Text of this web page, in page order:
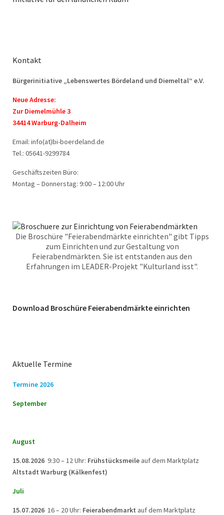
Kontakt
Bürgerinitiative „Lebenswertes Bördeland und Diemeltal“ e.V.
Neue Adresse:
Zur Diemelmühle 3
34414 Warburg-Dalheim
Email: info(at)bi-boerdeland.de
Tel.: 05641-9299784
Geschäftszeiten Büro:
Montag – Donnerstag: 9:00 – 12:00 Uhr
Die Broschüre "Feierabendmärkte einrichten" gibt Tipps
zum Einrichten und zur Gestaltung von
Feierabendmärkten. Sie ist entstanden aus den
Erfahrungen im LEADER-Projekt "Kulturland isst".
Download Broschüre Feierabendmärkte einrichten
Aktuelle Termine
Termine 2026
September
August
15.08.2026 9:30 – 12 Uhr: Frühstücksmeile auf dem Marktplatz
Altstadt Warburg (Kälkenfest)
Juli
15.07.2026 16 – 20 Uhr: Feierabendmarkt auf dem Marktplatz